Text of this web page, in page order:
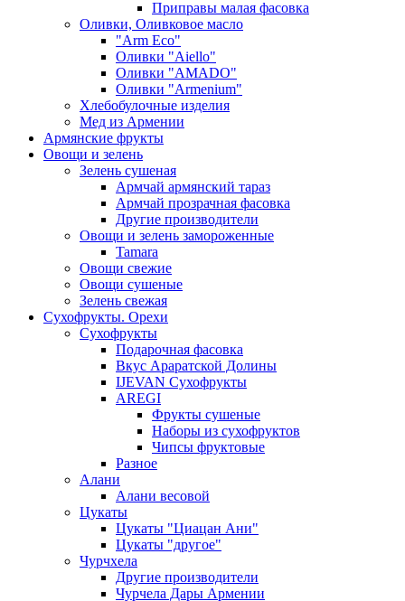
Приправы малая фасовка
Оливки, Оливковое масло
"Arm Eco"
Оливки "Aiello"
Оливки "AMADO"
Оливки "Armenium"
Хлебобулочные изделия
Мед из Армении
Армянские фрукты
Овощи и зелень
Зелень сушеная
Армчай армянский тараз
Армчай прозрачная фасовка
Другие производители
Овощи и зелень замороженные
Tamara
Овощи свежие
Овощи сушеные
Зелень свежая
Сухофрукты. Орехи
Сухофрукты
Подарочная фасовка
Вкус Араратской Долины
IJEVAN Сухофрукты
AREGI
Фрукты сушеные
Наборы из сухофруктов
Чипсы фруктовые
Разное
Алани
Алани весовой
Цукаты
Цукаты "Циацан Ани"
Цукаты "другое"
Чурчхела
Другие производители
Чурчела Дары Армении